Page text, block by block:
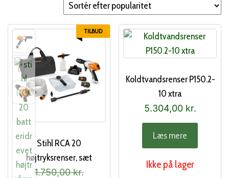
popularitet
TILBUD
Stihl RCA 20
højtryksrenser, sæt
1.750,00kr.Den
Koldtvandsrenser P150.2-
10 xtra
5.304,00 kr.
Læs mere
Ikke på lager